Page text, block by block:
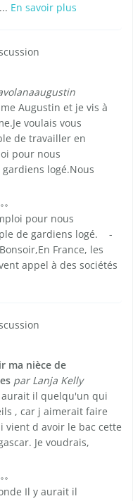
En savoir plus
Augustin et je vis à
voulais vous
de travailler en
pour nous
logé.Nous
pour nous
de gardiens logé. -
France, les
appel à des sociétés
ma nièce de
par Lanja Kelly
il quelqu'un qui
, car j aimerait faire
vient d avoir le bac cette
Je voudrais,
Il y aurait il